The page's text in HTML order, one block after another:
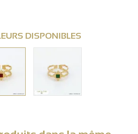
DISPONIBLES